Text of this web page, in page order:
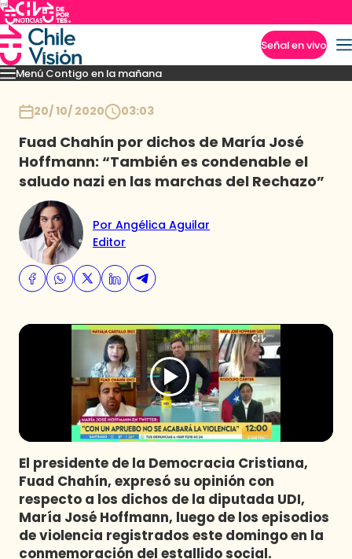
Señal en vivo
Menú Contigo en la mañana
MomentosReportajesDenunciasPolicialPolíticaEspectáculo
20/ 10/ 2020 03:03
Fuad Chahín por dichos de María José
Hoffmann: “También es condenable el
saludo nazi en las marchas del Rechazo”
Por Angélica Aguilar
Editor
El presidente de la Democracia Cristiana,
Fuad Chahín, expresó su opinión con
respecto a los dichos de la diputada UDI,
María José Hoffmann, luego de los episodios
de violencia registrados este domingo en la
conmemoración del estallido social.
Imperdibles
Programas
Club De La Comedia
Contigo en Directo
Plan Perfecto
El Tiempo
Sabingo
Todos Los Programas